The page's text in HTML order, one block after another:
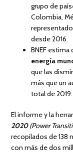
grupo de
Colombia,
desde 2016.
BNEF estima
energía
que las
más que un
total de
El informe y la
2020(Power
recopilados de 138
con más de dos